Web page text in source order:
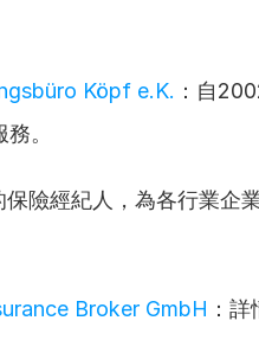
Köpf e.K. ：自
。
保險經紀人，為各行業企
Broker GmbH ：